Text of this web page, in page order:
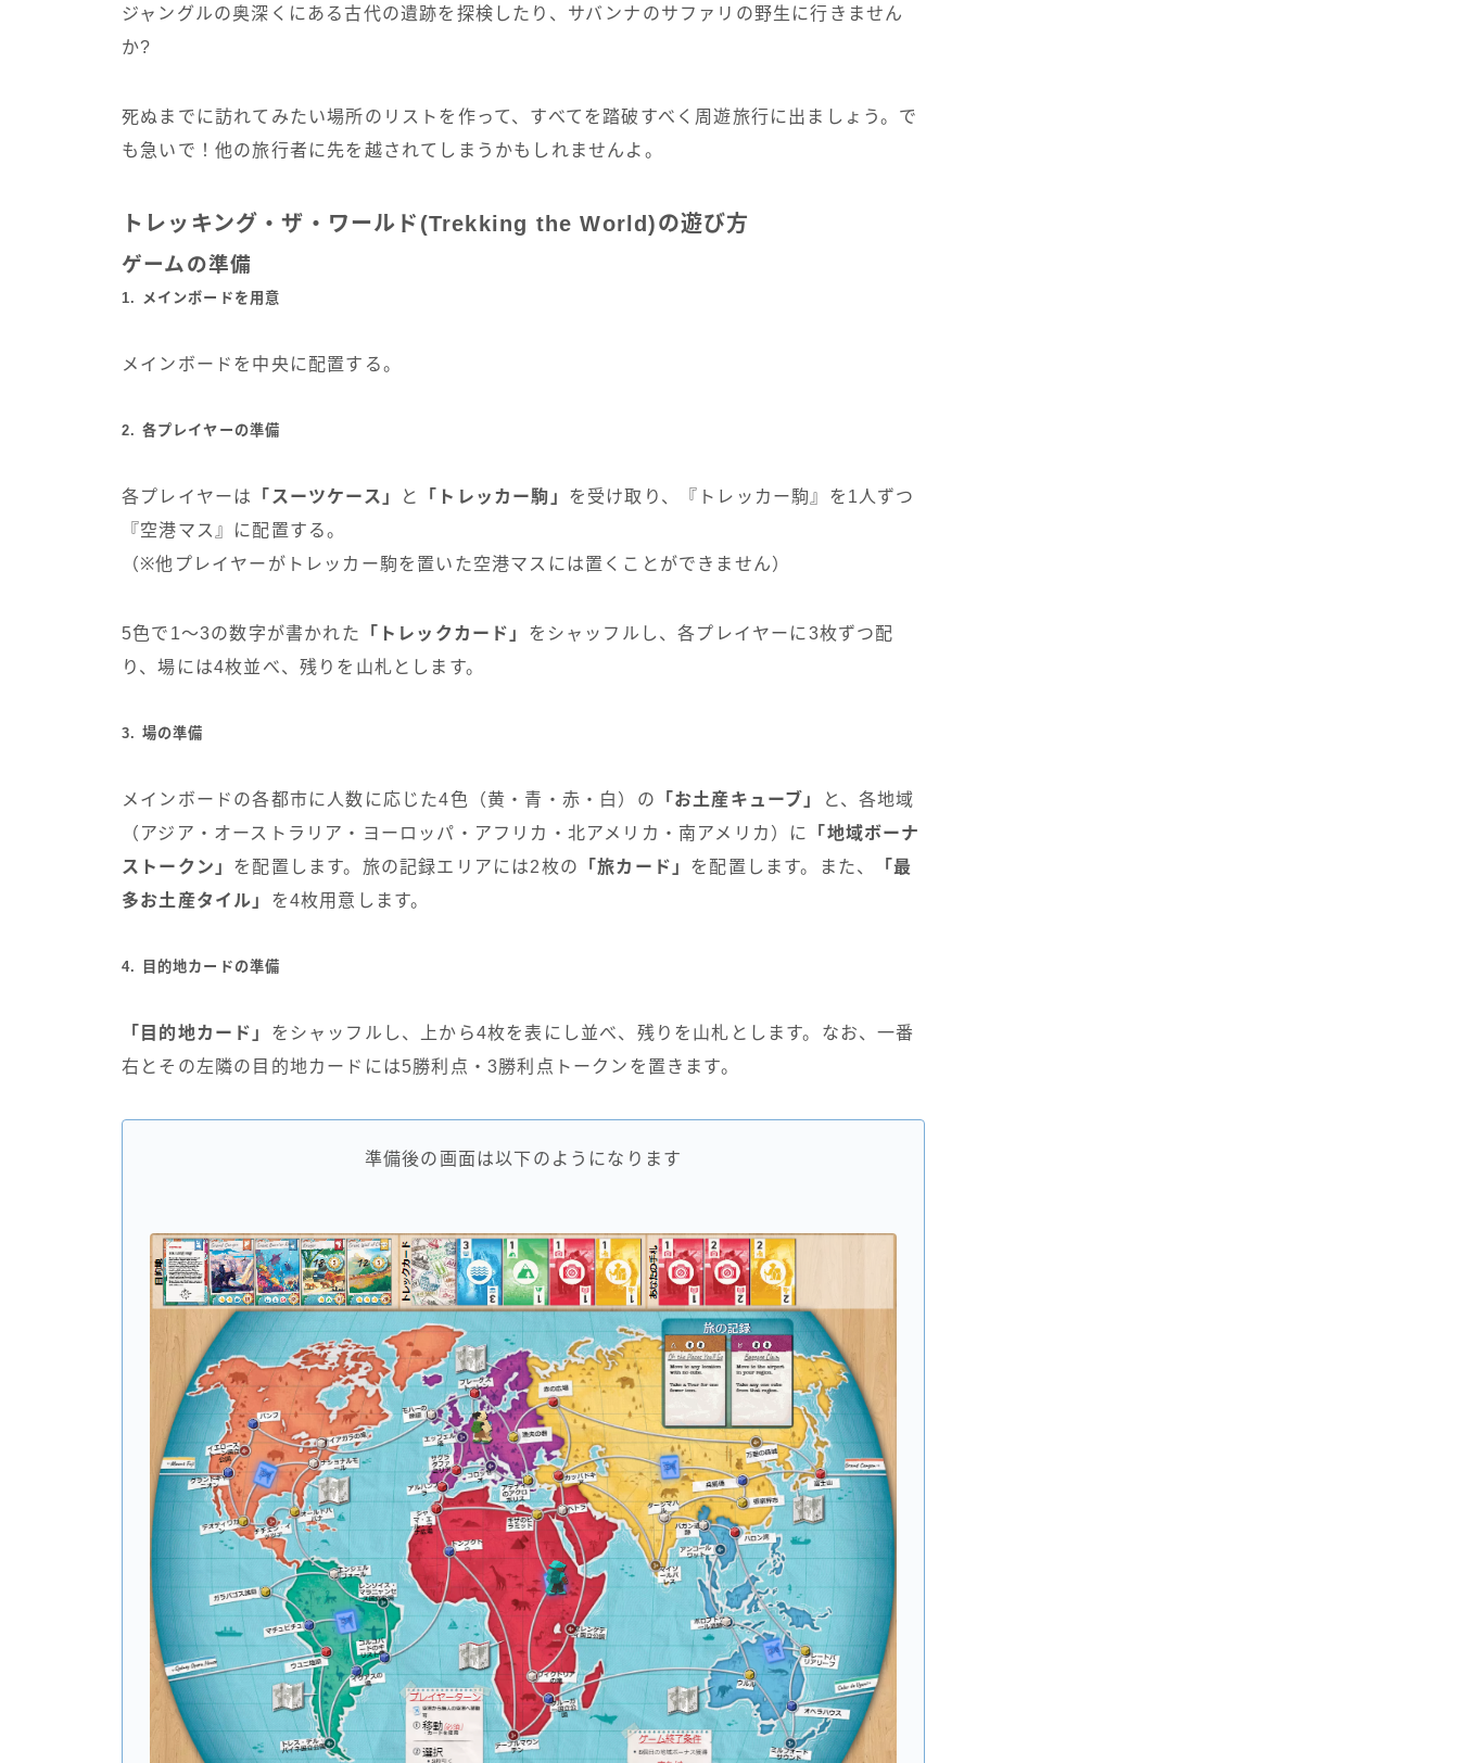
ジャングルの奥深くにある古代の遺跡を探検したり、サバンナのサファリの野生に行きません
か?
死ぬまでに訪れてみたい場所のリストを作って、すべてを踏破すべく周遊旅行に出ましょう。で
も急いで！他の旅行者に先を越されてしまうかもしれませんよ。
トレッキング・ザ・ワールド(Trekking the World)の遊び方
ゲームの準備
1. メインボードを用意
メインボードを中央に配置する。
2. 各プレイヤーの準備
各プレイヤーは 「スーツケース」 と 「トレッカー駒」 を受け取り、『トレッカー駒』を1人ずつ
『空港マス』に配置する。
（※他プレイヤーがトレッカー駒を置いた空港マスには置くことができません）
5色で1～3の数字が書かれた 「トレックカード」 をシャッフルし、各プレイヤーに3枚ずつ配
り、場には4枚並べ、残りを山札とします。
3. 場の準備
メインボードの各都市に人数に応じた4色（黄・青・赤・白）の 「お土産キューブ」
と、各地域
（アジア・オーストラリア・ヨーロッパ・アフリカ・北アメリカ・南アメリカ）に
「地域ボーナ
ストークン」 を配置します。旅の記録エリアには2枚の 「旅カード」 を配置します。また、
「最
多お土産タイル」 を4枚用意します。
4. 目的地カードの準備
「目的地カード」 をシャッフルし、上から4枚を表にし並べ、残りを山札とします。なお、一番
右とその左隣の目的地カードには5勝利点・3勝利点トークンを置きます。
準備後の画面は以下のようになります